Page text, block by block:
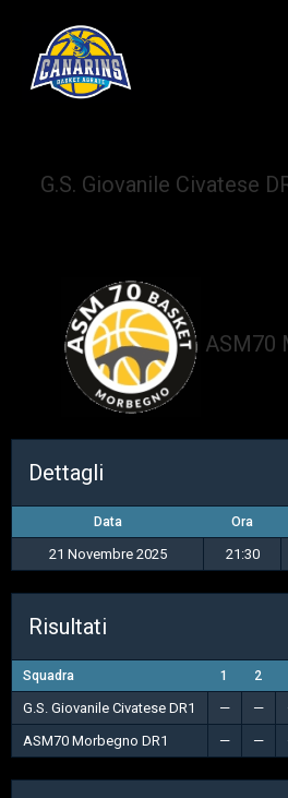
G.S. Giovanile Civatese
ASM70
Dettagli
Data Ora
21 Novembre 2025 21:30
Risultati
Squadra 1 2
G.S. Giovanile Civatese DR1 — —
ASM70 Morbegno DR1
— —